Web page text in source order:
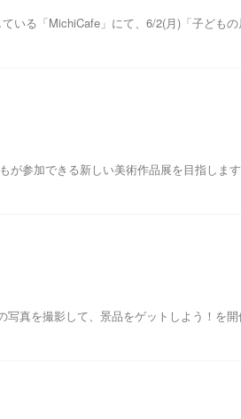
いる「MichiCafe」にて、6/2(月)「子ども
参加できる新しい美術作品展を目指しま
真を撮影して、景品をゲットしよう！を